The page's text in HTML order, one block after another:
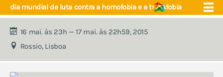
quem somos
núcleos
dia mundial de luta contra a homofobia e a transfobia
16 mai. às 23h — 17 mai. às 22h59, 2015
Rossio, Lisboa